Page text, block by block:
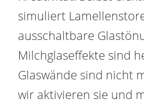
simuliert
ausschaltbare
Milchglaseffekte sind
Glaswände sind nicht
wir aktivieren sie und